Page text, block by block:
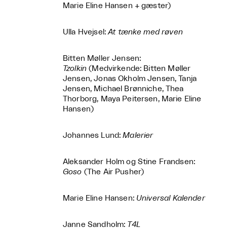
Marie Eline Hansen + gæster)
Ulla Hvejsel:At tænke med røven
Bitten Møller Jensen:
Tzolkin (Medvirkende: Bitten Møller
Jensen, Jonas Okholm Jensen, Tanja
Jensen, Michael Brønniche, Thea
Thorborg, Maya Peitersen, Marie Eline
Hansen)
Johannes Lund:Malerier
Aleksander Holm og Stine Frandsen:
Goso (The Air Pusher)
Marie Eline Hansen: Universal Kalender
Janne Sandholm: T4L